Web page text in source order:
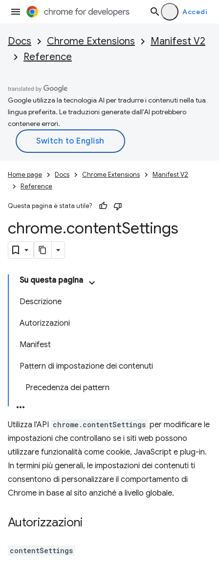
Accedi
Docs Chrome Extensions
Manifest V2
Reference
Google utilizza la tecnologia AI per tradurre i contenuti nella tua
lingua preferita. Le traduzioni generate dall'AI potrebbero
contenere errori.
Home page Docs Chrome Extensions
Manifest V2
Reference
Questa pagina è stata utile?
chrome.contentSettings
Su questa pagina
Descrizione
Autorizzazioni
Manifest
Pattern di impostazione dei contenuti
Precedenza dei pattern
Utilizza l'API chrome.contentSettings per modificare le
impostazioni che controllano se i siti web possono
utilizzare funzionalità come cookie, JavaScript e plug-in.
In termini più generali, le impostazioni dei contenuti ti
consentono di personalizzare il comportamento di
Chrome in base al sito anziché a livello globale.
Autorizzazioni
contentSettings